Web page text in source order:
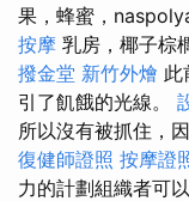
果，蜂蜜，
按摩 乳房，椰子棕
撥金堂 新竹外燴 此
引了飢餓的光線。
所以沒有被抓住，
復健師證照 按摩證
力的計劃組織者可